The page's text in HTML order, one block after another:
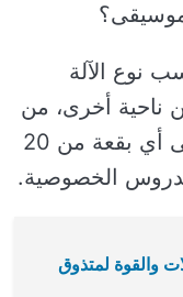
نوع الآلة
ناحية أخرى، من
المستحسن أن تتوقع الاندفاع على أي بقعة من 20
الخصوصية.
والقوة لمتذوق